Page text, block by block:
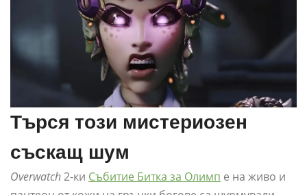
Търся този мистериозен
съскащ шум
Overwatch2-ки Събитие Битка за Олимп е на живо и